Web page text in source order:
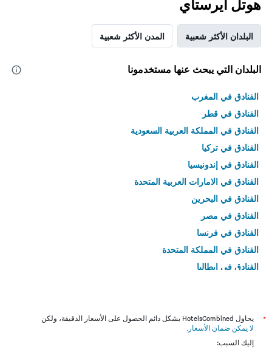
هوتل أيرستاي
البلدان الأكثر شعبية المدن الأكثر شعبية
البلدان التي يبحث عنها مستخدمونا
الفنادق في المغرب
الفنادق في قطر
الفنادق في المملكة العربية السعودية
الفنادق في تركيا
الفنادق في إندونيسيا
الفنادق في الامارات العربية المتحدة
الفنادق في البحرين
الفنادق في مصر
الفنادق في فرنسا
الفنادق في المملكة المتحدة
الفنادق في إيطاليا
*
يحاول HotelsCombined بشكل دائم الحصول على الأسعار الدقيقة، ولكن
لا يمكن ضمان الأسعار .
إليك السبب: